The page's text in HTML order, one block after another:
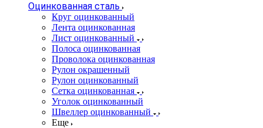
Оцинкованная сталь
Круг оцинкованный
Лента оцинкованная
Лист оцинкованный
Полоса оцинкованная
Проволока оцинкованная
Рулон окрашенный
Рулон оцинкованный
Сетка оцинкованная
Уголок оцинкованный
Швеллер оцинкованный
Еще